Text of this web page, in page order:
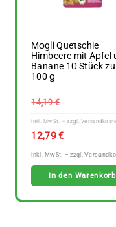
Mogli Quetschie
Himbeere mit Apfel
Banane 10 Stück zu
100 g
14,19€
12,79€
In den Warenkorb